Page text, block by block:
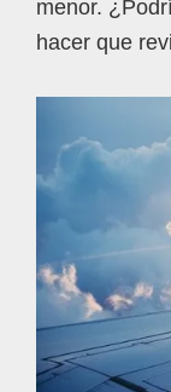
menor.
hacer que